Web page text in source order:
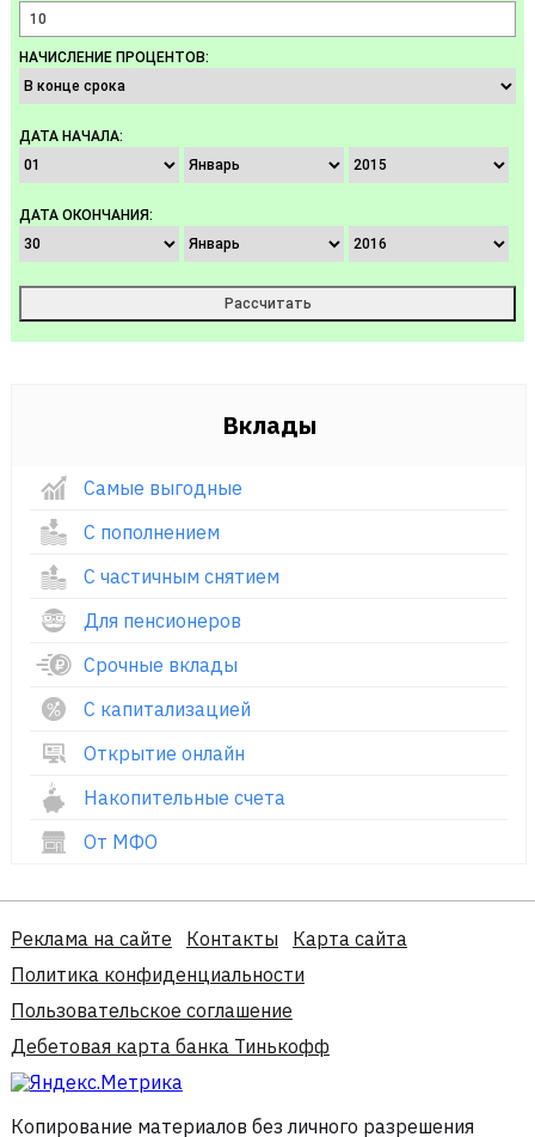
НАЧИСЛЕНИЕ ПРОЦЕНТОВ:
ДАТА НАЧАЛА:
ДАТА ОКОНЧАНИЯ:
Вклады
Самые выгодные
С пополнением
С частичным снятием
Для пенсионеров
Срочные вклады
С капитализацией
Открытие онлайн
Накопительные счета
От МФО
Реклама на сайте Контакты
Карта сайта
Политика конфиденциальности
Пользовательское соглашение
Дебетовая карта банка Тинькофф
Копирование материалов без личного разрешения